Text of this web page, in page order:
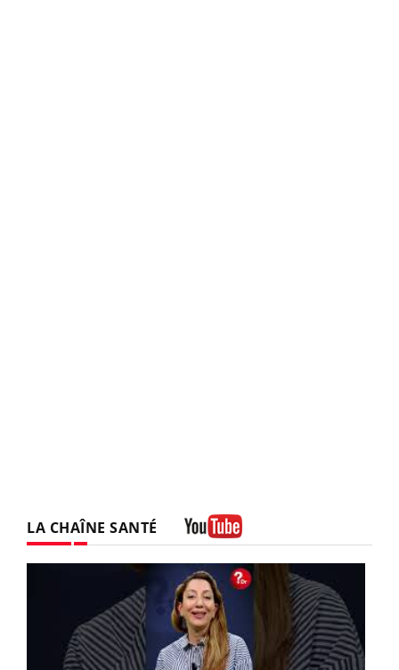
LA CHAÎNE SANTÉ